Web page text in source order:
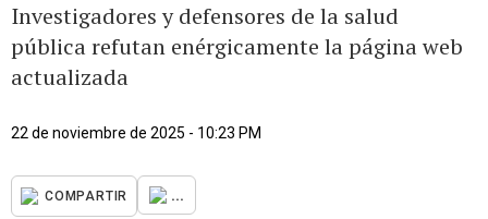
Investigadores y defensores de la salud
pública refutan enérgicamente la página web
actualizada
22 de noviembre de 2025 - 10:23 PM
COMPARTIR ...